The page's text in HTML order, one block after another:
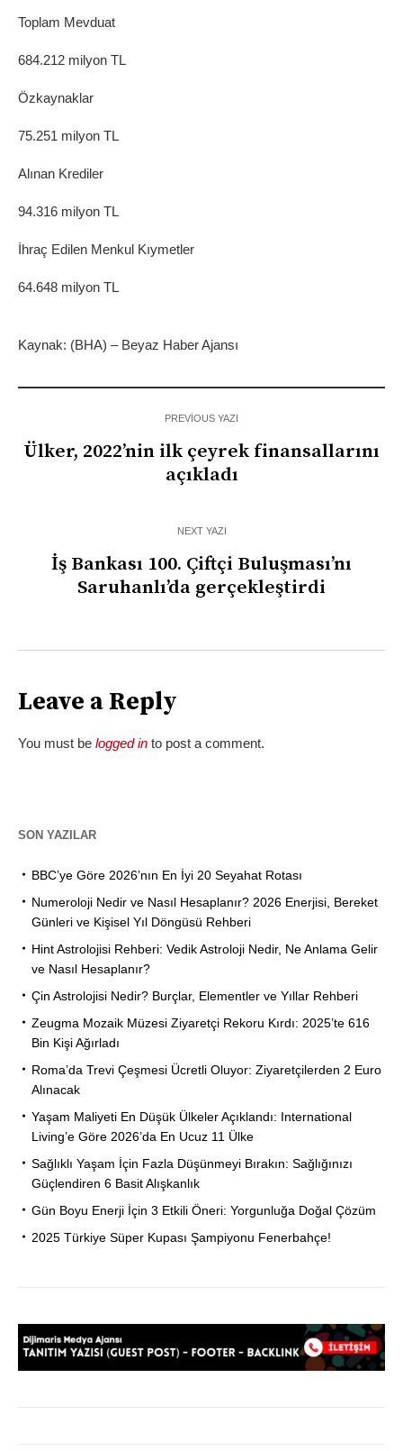
Toplam Mevduat
684.212 milyon TL
Özkaynaklar
75.251 milyon TL
Alınan Krediler
94.316 milyon TL
İhraç Edilen Menkul Kıymetler
64.648 milyon TL
Kaynak: (BHA) – Beyaz Haber Ajansı
PREVIOUS YAZI
Ülker, 2022’nin ilk çeyrek finansallarını
açıkladı
NEXT YAZI
İş Bankası 100. Çiftçi Buluşması’nı
Saruhanlı’da gerçekleştirdi
Leave a Reply
You must be logged in to post a comment.
SON YAZILAR
BBC’ye Göre 2026’nın En İyi 20 Seyahat Rotası
Numeroloji Nedir ve Nasıl Hesaplanır? 2026 Enerjisi, Bereket
Günleri ve Kişisel Yıl Döngüsü Rehberi
Hint Astrolojisi Rehberi: Vedik Astroloji Nedir, Ne Anlama Gelir
ve Nasıl Hesaplanır?
Çin Astrolojisi Nedir? Burçlar, Elementler ve Yıllar Rehberi
Zeugma Mozaik Müzesi Ziyaretçi Rekoru Kırdı: 2025’te 616
Bin Kişi Ağırladı
Roma’da Trevi Çeşmesi Ücretli Oluyor: Ziyaretçilerden 2 Euro
Alınacak
Yaşam Maliyeti En Düşük Ülkeler Açıklandı: International
Living’e Göre 2026’da En Ucuz 11 Ülke
Sağlıklı Yaşam İçin Fazla Düşünmeyi Bırakın: Sağlığınızı
Güçlendiren 6 Basit Alışkanlık
Gün Boyu Enerji İçin 3 Etkili Öneri: Yorgunluğa Doğal Çözüm
2025 Türkiye Süper Kupası Şampiyonu Fenerbahçe!